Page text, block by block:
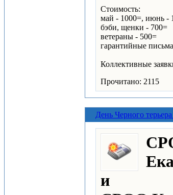
Стоимость:
май - 1000=, июнь -
бэби, щенки - 700=
ветераны - 500=
гарантийные
Коллективные
Прочитано: 2115
День Черного
и